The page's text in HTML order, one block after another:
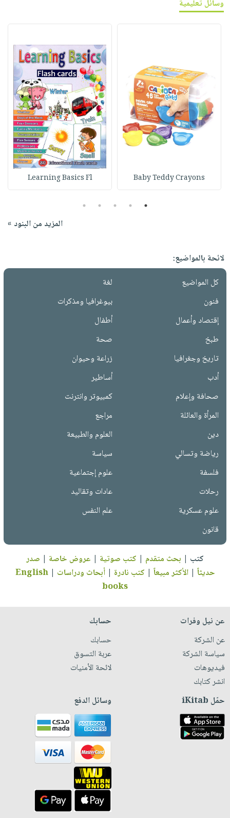
وسائل تعليمية
Baby Teddy Crayons
Learning Basics Fl
1
2
3
4
5
المزيد من البنود »
لائحة بالمواضيع:
كل المواضيع
لغة
فنون
بيوغرافيا ومذكرات
إقتصاد وأعمال
أطفال
طبخ
صحة
تاريخ وجغرافيا
زراعة وحيوان
أدب
أساطير
صحافة وإعلام
كمبيوتر وانترنت
المرأة والعائلة
مراجع
دين
العلوم والطبيعة
رياضة وتسالي
سياسة
فلسفة
علوم إجتماعية
رحلات
عادات وتقاليد
علوم عسكرية
علم النفس
قانون
كتب | بحث متقدم | كتب صوتية | عروض خاصة | صدر
حديثاً |الأكثر مبيعاً | كتب نادرة |أبحاث ودراسات |
English
books
عن نيل وفرات
عن الشركة
سياسة الشركة
فيديوهات
انشر كتابك
حسابك
حسابك
عربة التسوق
لائحة الأمنيات
حمّل iKitab وسائل الدفع